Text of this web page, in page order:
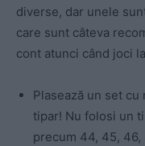
diverse, dar unele
care sunt câteva
cont atunci când joci
Plasează un set
tipar! Nu folosi un
precum 44, 45, 46,